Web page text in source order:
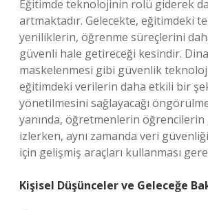
Eğitimde teknolojinin rolü giderek
artmaktadır. Gelecekte, eğitimdeki
yeniliklerin, öğrenme süreçlerini
güvenli hale getireceği kesindir.
maskelenmesi gibi güvenlik
eğitimdeki verilerin daha etkili bir
yönetilmesini sağlayacağı
yanında, öğretmenlerin
izlerken, aynı zamanda veri
için gelişmiş araçları kullanması
Kişisel Düşünceler ve Geleceğe